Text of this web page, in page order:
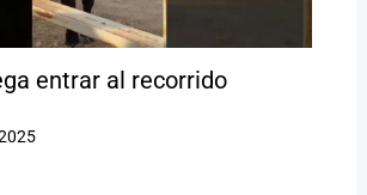
entrar al recorrido